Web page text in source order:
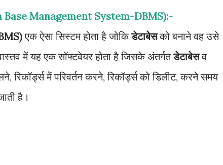
Base Management System-DBMS):-
एक ऐसा सिस्टम होता है जोकिडेटाबेसको बनाने वह उसे
में यह एक सॉफ्टवेयर होता है जिसके अंतर्गतडेटाबेसव
रिकॉर्ड्स में परिवर्तन करने, रिकॉर्ड्स को डिलीट, करने समय
है।